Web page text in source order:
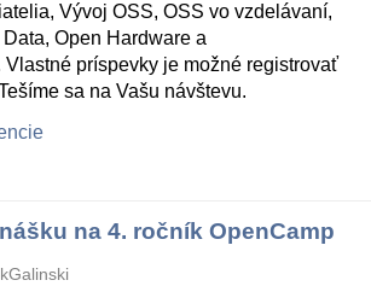
Vývoj OSS, OSS vo vzdelávaní,
Open Hardware a
príspevky je možné registrovať
sa na Vašu návštevu.
na 4. ročník OpenCamp